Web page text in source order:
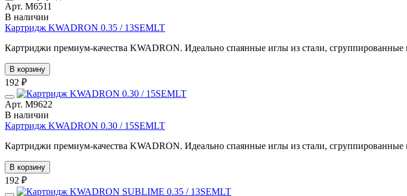
Арт. М6511
В наличии
Картридж KWADRON 0.35 / 13SEMLT
Картриджи премиум-качества KWADRON. Идеально спаянные иглы из стали, сгруппированные
В корзину
192 ₽
Арт. М9622
В наличии
Картридж KWADRON 0.30 / 15SEMLT
Картриджи премиум-качества KWADRON. Идеально спаянные иглы из стали, сгруппированные
В корзину
192 ₽